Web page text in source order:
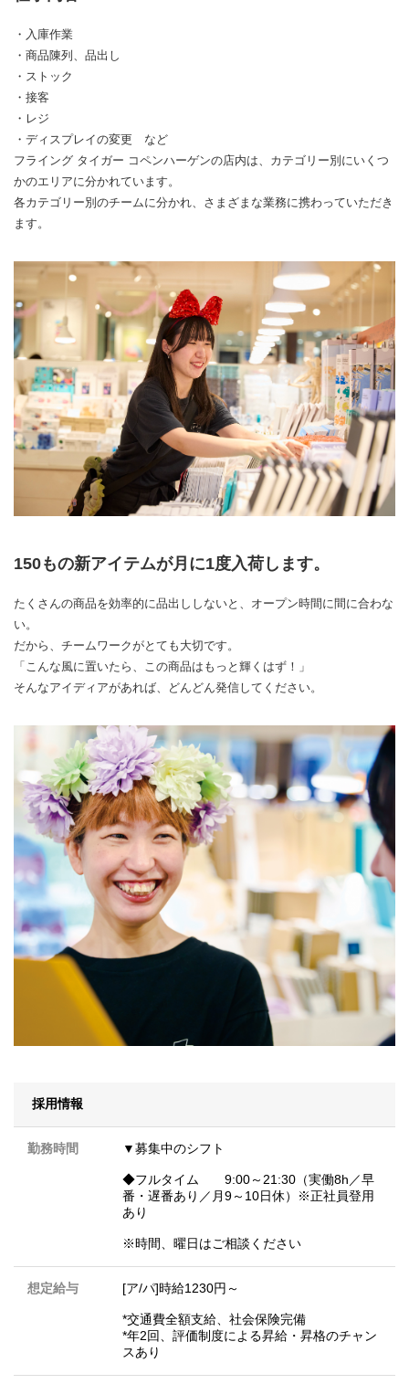
・入庫作業
・商品陳列、品出し
・ストック
・接客
・レジ
・ディスプレイの変更 など
フライング タイガー コペンハーゲンの店内は、カテゴリー別にいくつ
かのエリアに分かれています。
各カテゴリー別のチームに分かれ、さまざまな業務に携わっていただき
ます。
150もの新アイテムが月に1度入荷します。
たくさんの商品を効率的に品出ししないと、オープン時間に間に合わな
い。
だから、チームワークがとても大切です。
「こんな風に置いたら、この商品はもっと輝くはず！」
そんなアイディアがあれば、どんどん発信してください。
採用情報
勤務時間 ▼募集中のシフト
◆フルタイム 9:00～21:30（実働8h／早
番・遅番あり／月9～10日休）※正社員登用
あり
※時間、曜日はご相談ください
想定給与 [ア/パ]時給1230円～
*交通費全額支給、社会保険完備
*年2回、評価制度による昇給・昇格のチャン
スあり